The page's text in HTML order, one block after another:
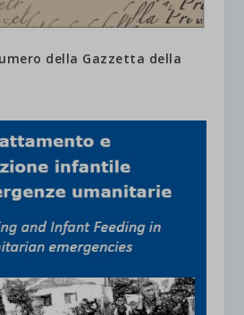
della Gazzetta della